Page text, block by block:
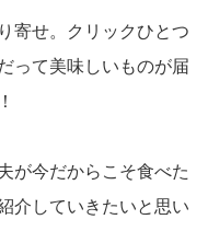
寄せ。クリックひとつ
って美味しいものが届
が今だからこそ食べた
介していきたいと思い